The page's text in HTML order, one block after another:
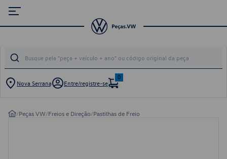
Nova Serrana Entre/registre-se
0
/Peças VW/Freios e Direção/Pastilhas de Freio